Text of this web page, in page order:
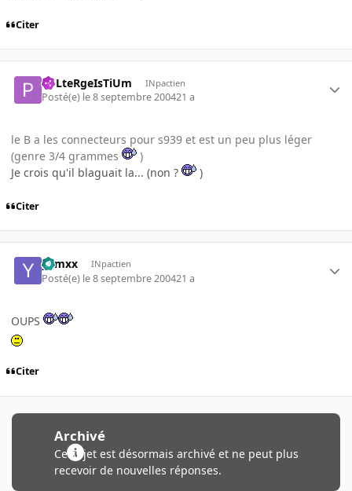
Citer
PoLteRgeIsTiUm INpactien
Posté(e) le 8 septembre 200421 a
le B a les connecteurs pour s939 et est un peu plus léger
(genre 3/4 grammes
)
Je crois qu'il blaguait la... (non ?
)
Citer
yamxx INpactien
Posté(e) le 8 septembre 200421 a
OUPS
Citer
Archivé
Ce sujet est désormais archivé et ne peut plus
recevoir de nouvelles réponses.